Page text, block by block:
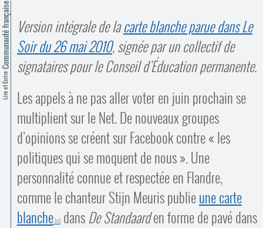
·
Comprendre et parler
Bienvenue en Belgique
Espace presse
Contacts
Trouver un lieu d’alphabétisation
Lire et Écrire
Communauté française Version intégrale de lacarte blanche parue dans Le
Soir du 26 mai 2010, signée par un collectif de
signataires pour le Conseil d’Éducation permanente.
Les appels à ne pas aller voter en juin prochain se
multiplient sur le Net. De nouveaux groupes
d’opinions se créent sur Facebook contre « les
politiques qui se moquent de nous ». Une
personnalité connue et respectée en Flandre,
comme le chanteur Stijn Meuris publieune carte
blanche dansDe Standaarden forme de pavé dans